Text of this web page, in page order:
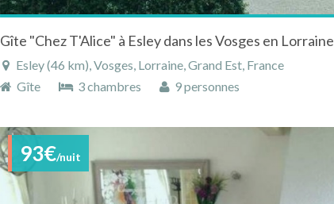
Gîte "Chez T'Alice" à Esley dans les Vosges en Lorraine
Esley (46 km), Vosges, Lorraine, Grand Est, France
Gîte
3 chambres 9 personnes
93€/nuit